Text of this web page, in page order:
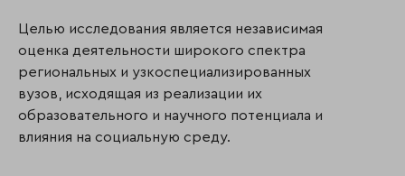
Целью исследования является независимая
оценка деятельности широкого спектра
региональных и узкоспециализированных
вузов, исходящая из реализации их
образовательного и научного потенциала и
влияния на социальную среду.